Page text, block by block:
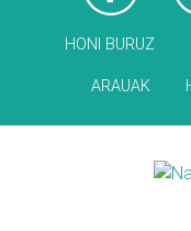
HONI BURUZ
ARAUAK